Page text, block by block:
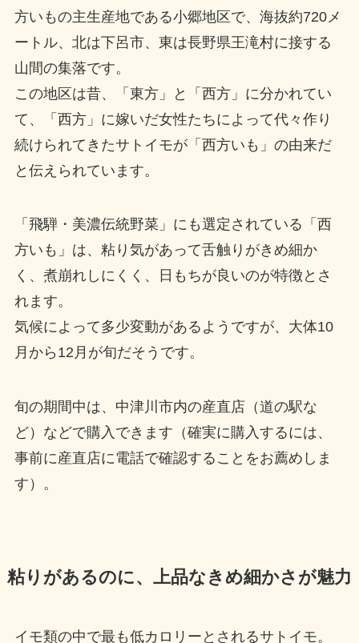
方いもの主生産地である小郷地区で、海抜約720メ
ートル、北は下呂市、東は長野県王滝村に接する
山間の集落です。
この地区は昔、「東方」と「西方」に分かれてい
て、「西方」に嫁いだ女性たちによって代々作り
続けられてきたサトイモが「西方いも」の由来だ
と伝えられています。
「飛騨・美濃伝統野菜」にも選定されている「西
方いも」は、粘り気があって舌触りがきめ細か
く、煮崩れしにくく、日もちが良いのが特徴とさ
れます。
気候によって多少変動があるようですが、大体10
月から12月が旬だそうです。
旬の期間中は、中津川市内の産直店（道の駅な
ど）などで購入できます（確実に購入するには、
事前に産直店に電話で確認することをお薦めしま
す）。
粘りがあるのに、上品なきめ細かさが魅力
イモ類の中で最も低カロリーとされるサトイモ。